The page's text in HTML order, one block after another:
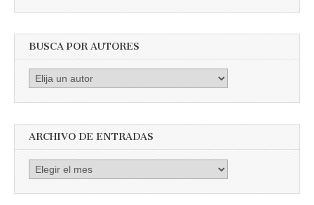
BUSCA POR AUTORES
Busca
ARCHIVO DE ENTRADAS
Archivo